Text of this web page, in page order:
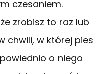
czesaniem.
zrobisz to raz lub
chwili, w której pies
o niego